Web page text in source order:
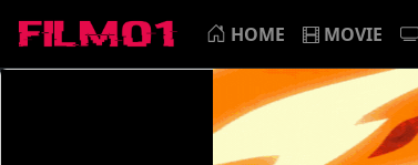
HOME MOVIE